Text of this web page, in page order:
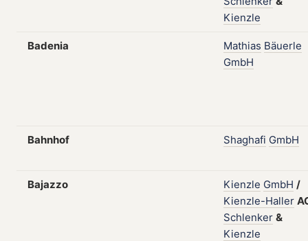
Kienzle
Badenia Mathias Bäuerle
GmbH
Bahnhof Shaghafi GmbH
Bajazzo Kienzle GmbH /
Kienzle-Haller
Schlenker &
Kienzle